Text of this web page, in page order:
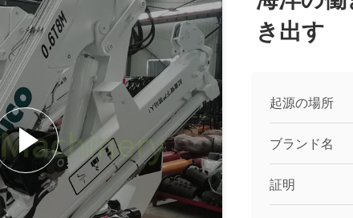
き出す
起源の場所
ブランド名
証明